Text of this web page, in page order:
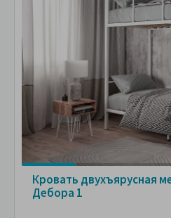
Кровать двухъярусная
Дебора 1